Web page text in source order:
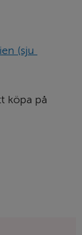
till annan
(sju
annan
köpa på